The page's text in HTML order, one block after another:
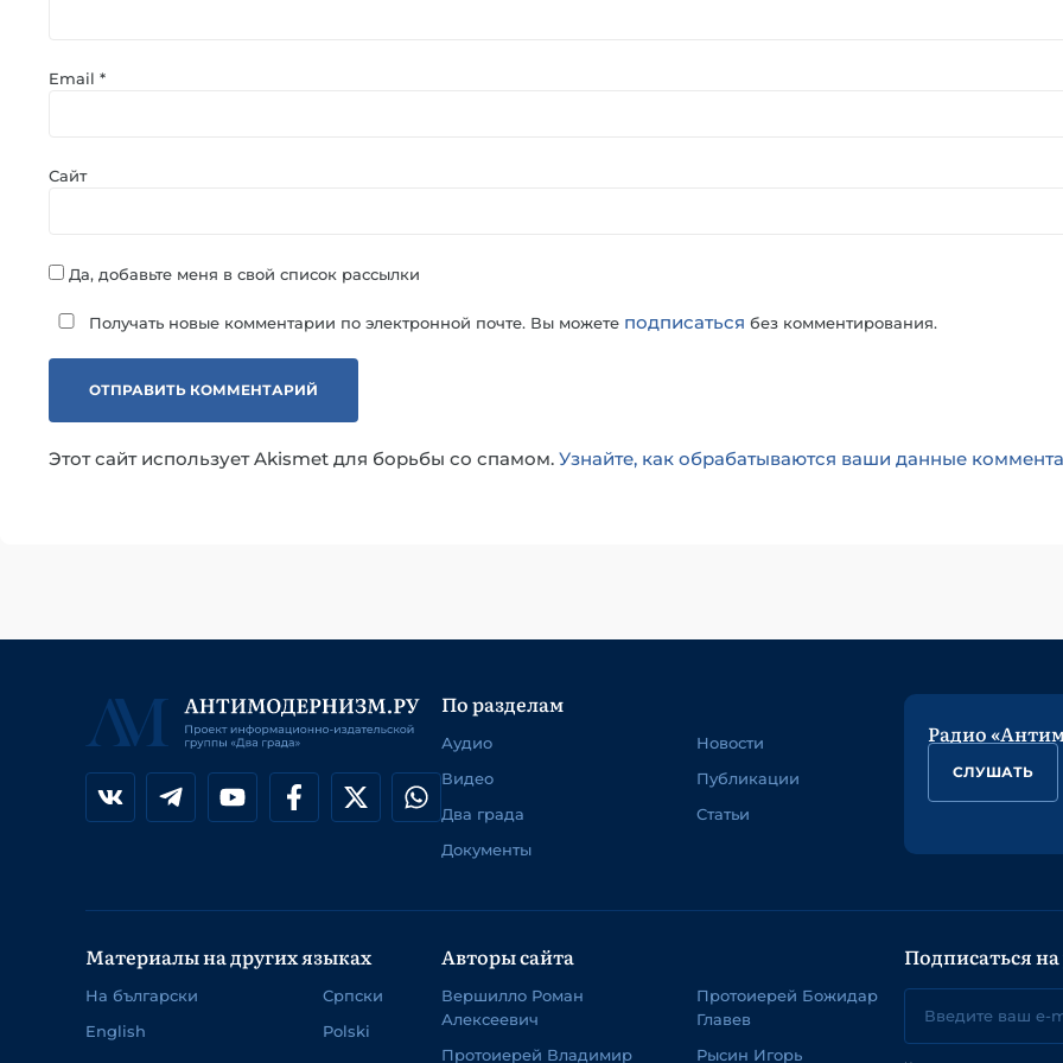
Email *
Сайт
Да, добавьте меня в свой список рассылки
Получать новые комментарии по электронной почте. Вы можете подписаться без комментирования.
Этот сайт использует Akismet для борьбы со спамом. Узнайте, как обрабатываются ваши данные
По разделам
Аудио
Видео
Два града
Документы
Новости
Публикации
Статьи
Радио
СЛУШАТЬ
Материалы на других языках
На български
English
Српски
Polski
Авторы сайта
Вершилло Роман
Алексеевич
Протоиерей Владимир
Протоиерей Божидар
Главев
Рысин Игорь
Подписаться